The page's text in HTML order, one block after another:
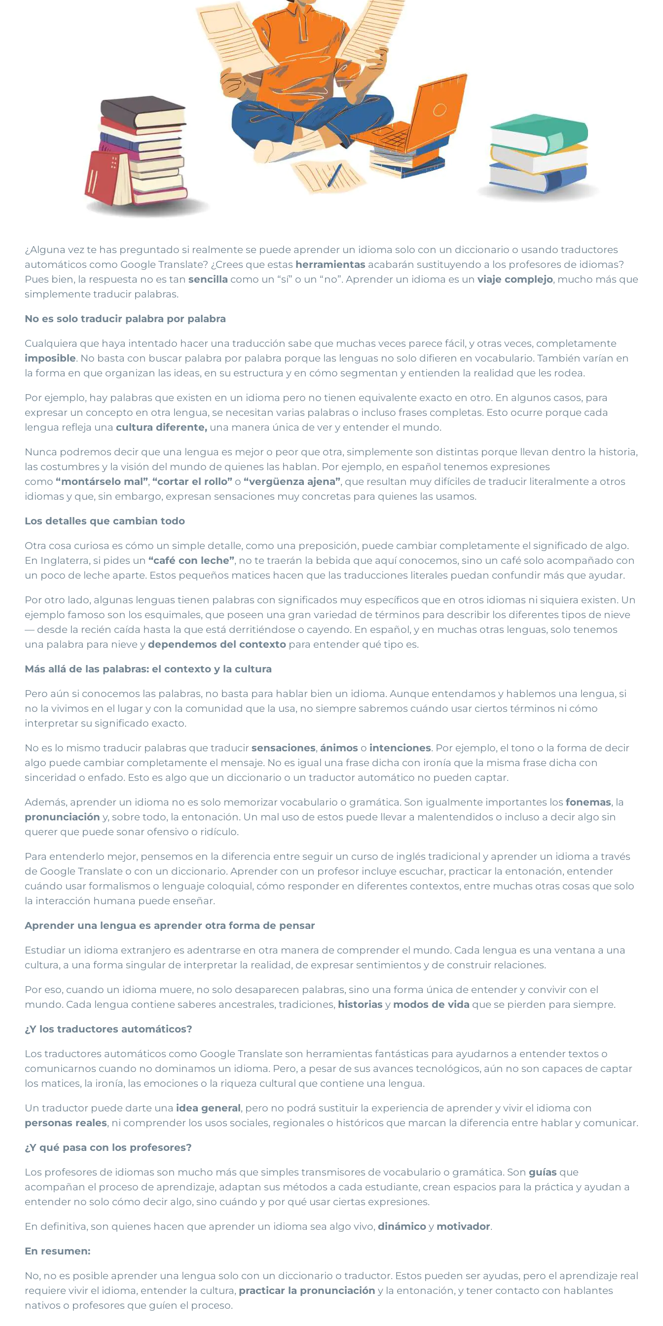
¿Alguna vez te has preguntado si realmente se puede aprender un idioma solo con un diccionario o usando traductores
automáticos como Google Translate? ¿Crees que estas herramientas acabarán sustituyendo a los profesores de idiomas?
Pues bien, la respuesta no es tan sencilla como un “sí” o un “no”. Aprender un idioma es un viaje complejo, mucho más que
simplemente traducir palabras.
No es solo traducir palabra por palabra
Cualquiera que haya intentado hacer una traducción sabe que muchas veces parece fácil, y otras veces, completamente
imposible. No basta con buscar palabra por palabra porque las lenguas no solo difieren en vocabulario. También varían en
la forma en que organizan las ideas, en su estructura y en cómo segmentan y entienden la realidad que les rodea.
Por ejemplo, hay palabras que existen en un idioma pero no tienen equivalente exacto en otro. En algunos casos, para
expresar un concepto en otra lengua, se necesitan varias palabras o incluso frases completas. Esto ocurre porque cada
lengua refleja una cultura diferente, una manera única de ver y entender el mundo.
Nunca podremos decir que una lengua es mejor o peor que otra, simplemente son distintas porque llevan dentro la historia,
las costumbres y la visión del mundo de quienes las hablan. Por ejemplo, en español tenemos expresiones
como “montárselo mal”, “cortar el rollo” o “vergüenza ajena”, que resultan muy difíciles de traducir literalmente a otros
idiomas y que, sin embargo, expresan sensaciones muy concretas para quienes las usamos.
Los detalles que cambian todo
Otra cosa curiosa es cómo un simple detalle, como una preposición, puede cambiar completamente el significado de algo.
En Inglaterra, si pides un “café con leche”, no te traerán la bebida que aquí conocemos, sino un café solo acompañado con
un poco de leche aparte. Estos pequeños matices hacen que las traducciones literales puedan confundir más que ayudar.
Por otro lado, algunas lenguas tienen palabras con significados muy específicos que en otros idiomas ni siquiera existen. Un
ejemplo famoso son los esquimales, que poseen una gran variedad de términos para describir los diferentes tipos de nieve
— desde la recién caída hasta la que está derritiéndose o cayendo. En español, y en muchas otras lenguas, solo tenemos
una palabra para nieve y dependemos del contexto para entender qué tipo es.
Más allá de las palabras: el contexto y la cultura
Pero aún si conocemos las palabras, no basta para hablar bien un idioma. Aunque entendamos y hablemos una lengua, si
no la vivimos en el lugar y con la comunidad que la usa, no siempre sabremos cuándo usar ciertos términos ni cómo
interpretar su significado exacto.
No es lo mismo traducir palabras que traducir sensaciones, ánimos o intenciones. Por ejemplo, el tono o la forma de decir
algo puede cambiar completamente el mensaje. No es igual una frase dicha con ironía que la misma frase dicha con
sinceridad o enfado. Esto es algo que un diccionario o un traductor automático no pueden captar.
Además, aprender un idioma no es solo memorizar vocabulario o gramática. Son igualmente importantes los fonemas, la
pronunciación y, sobre todo, la entonación. Un mal uso de estos puede llevar a malentendidos o incluso a decir algo sin
querer que puede sonar ofensivo o ridículo.
Para entenderlo mejor, pensemos en la diferencia entre seguir un curso de inglés tradicional y aprender un idioma a través
de Google Translate o con un diccionario. Aprender con un profesor incluye escuchar, practicar la entonación, entender
cuándo usar formalismos o lenguaje coloquial, cómo responder en diferentes contextos, entre muchas otras cosas que solo
la interacción humana puede enseñar.
Aprender una lengua es aprender otra forma de pensar
Estudiar un idioma extranjero es adentrarse en otra manera de comprender el mundo. Cada lengua es una ventana a una
cultura, a una forma singular de interpretar la realidad, de expresar sentimientos y de construir relaciones.
Por eso, cuando un idioma muere, no solo desaparecen palabras, sino una forma única de entender y convivir con el
mundo. Cada lengua contiene saberes ancestrales, tradiciones, historias y modos de vida que se pierden para siempre.
¿Y los traductores automáticos?
Los traductores automáticos como Google Translate son herramientas fantásticas para ayudarnos a entender textos o
comunicarnos cuando no dominamos un idioma. Pero, a pesar de sus avances tecnológicos, aún no son capaces de captar
los matices, la ironía, las emociones o la riqueza cultural que contiene una lengua.
Un traductor puede darte una idea general, pero no podrá sustituir la experiencia de aprender y vivir el idioma con
personas reales, ni comprender los usos sociales, regionales o históricos que marcan la diferencia entre hablar y comunicar.
¿Y qué pasa con los profesores?
Los profesores de idiomas son mucho más que simples transmisores de vocabulario o gramática. Son guías que
acompañan el proceso de aprendizaje, adaptan sus métodos a cada estudiante, crean espacios para la práctica y ayudan a
entender no solo cómo decir algo, sino cuándo y por qué usar ciertas expresiones.
En definitiva, son quienes hacen que aprender un idioma sea algo vivo, dinámico y motivador.
En resumen:
No, no es posible aprender una lengua solo con un diccionario o traductor. Estos pueden ser ayudas, pero el aprendizaje real
requiere vivir el idioma, entender la cultura, practicar la pronunciación y la entonación, y tener contacto con hablantes
nativos o profesores que guíen el proceso.